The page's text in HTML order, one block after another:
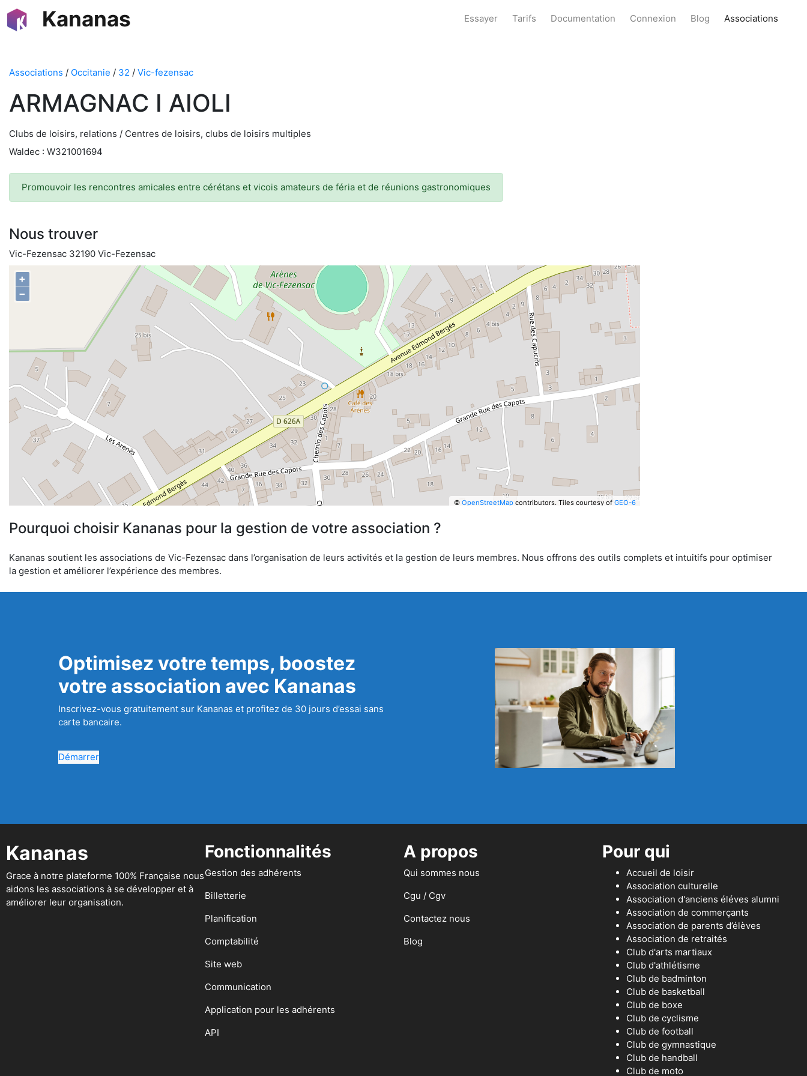
Kananas Essayer Tarifs Documentation Connexion Blog Associations
Associations / Occitanie / 32 / Vic-fezensac
ARMAGNAC I AIOLI
Clubs de loisirs, relations / Centres de loisirs, clubs de loisirs multiples
Waldec : W321001694
Promouvoir les rencontres amicales entre cérétans et vicois amateurs de féria et de réunions gastronomiques
Nous trouver
Vic-Fezensac 32190 Vic-Fezensac
+
−
© OpenStreetMapcontributors. Tiles courtesy of GEO-6
Pourquoi choisir Kananas pour la gestion de votre association ?
Kananas soutient les associations de Vic-Fezensac dans l’organisation de leurs activités et la gestion de leurs membres. Nous offrons des outils complets et intuitifs pour optimiser
la gestion et améliorer l’expérience des membres.
Optimisez votre temps, boostez
votre association avec Kananas
Inscrivez-vous gratuitement sur Kananas et profitez de 30 jours d’essai sans
carte bancaire.
Démarrer
Kananas
Grace à notre plateforme 100% Française nous
aidons les associations à se développer et à
améliorer leur organisation.
Fonctionnalités
Gestion des adhérents
Billetterie
Planification
Comptabilité
Site web
Communication
Application pour les adhérents
API
A propos
Qui sommes nous
Cgu / Cgv
Contactez nous
Blog
Pour qui
Accueil de loisir
Association culturelle
Association d'anciens éléves alumni
Association de commerçants
Association de parents d’élèves
Association de retraités
Club d'arts martiaux
Club d'athlétisme
Club de badminton
Club de basketball
Club de boxe
Club de cyclisme
Club de football
Club de gymnastique
Club de handball
Club de moto